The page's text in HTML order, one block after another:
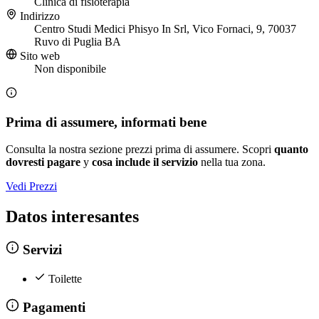
Indirizzo
Centro Studi Medici Phisyo In Srl, Vico Fornaci, 9, 70037
Ruvo di Puglia BA
Sito web
Non disponibile
Prima di assumere, informati bene
Consulta la nostra sezione prezzi prima di assumere. Scopri quanto
dovresti pagare y cosa include il servizio nella tua zona.
Vedi Prezzi
Datos interesantes
Servizi
Toilette
Pagamenti